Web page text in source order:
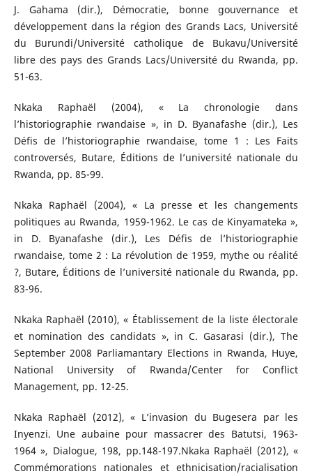
J. Gahama (dir.), Démocratie, bonne gouvernance et
développement dans la région des Grands Lacs, Université
du Burundi/Université catholique de Bukavu/Université
libre des pays des Grands Lacs/Université du Rwanda, pp.
51-63.
Nkaka Raphaël (2004), « La chronologie dans
l’historiographie rwandaise », in D. Byanafashe (dir.), Les
Défis de l’historiographie rwandaise, tome 1 : Les Faits
controversés, Butare, Éditions de l’université nationale du
Rwanda, pp. 85-99.
Nkaka Raphaël (2004), « La presse et les changements
politiques au Rwanda, 1959-1962. Le cas de Kinyamateka »,
in D. Byanafashe (dir.), Les Défis de l’historiographie
rwandaise, tome 2 : La révolution de 1959, mythe ou réalité
?, Butare, Éditions de l’université nationale du Rwanda, pp.
83-96.
Nkaka Raphaël (2010), « Établissement de la liste électorale
et nomination des candidats », in C. Gasarasi (dir.), The
September 2008 Parliamantary Elections in Rwanda, Huye,
National University of Rwanda/Center for Conflict
Management, pp. 12-25.
Nkaka Raphaël (2012), « L’invasion du Bugesera par les
Inyenzi. Une aubaine pour massacrer des Batutsi, 1963-
1964 », Dialogue, 198, pp.148-197.Nkaka Raphaël (2012), «
Commémorations nationales et ethnicisation/racialisation